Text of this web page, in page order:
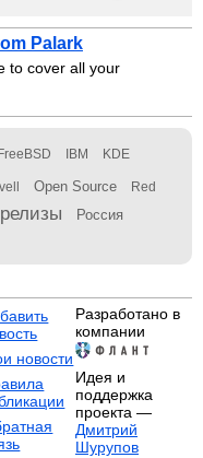
Palark
to cover all your
FreeBSD IBM KDE
Open Source Red
релизы Россия
новости
Разработано в
компании
Идея и
поддержка
проекта —
Дмитрий
Шурупов